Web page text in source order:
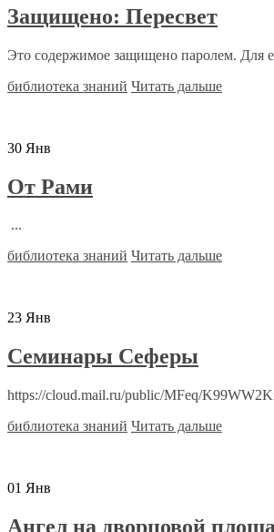
Защищено: Пересвет
Это содержимое защищено паролем. Для
библиотека знаний Читать дальше
30 Янв
От Рами
...
библиотека знаний Читать дальше
23 Янв
Семинары Сеферы
https://cloud.mail.ru/public/MFeq/
библиотека знаний Читать дальше
01 Янв
Ангел на дворцовой